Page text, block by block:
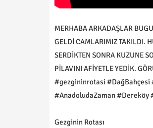
MERHABA ARKADAŞLAR
GELDİ CAMLARIMIZ TAKILDI.
SERDİKTEN SONRA KUZUNE
PİLAVINI AFİYETLE YEDİK.
#gezgininrotasi #DağBahçesi
#AnadoludaZaman
Gezginin Rotası